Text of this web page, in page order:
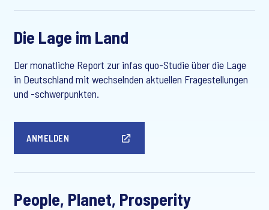
Die Lage im Land
Der monatliche Report zur infas quo-Studie über die Lage
in Deutschland mit wechselnden aktuellen Fragestellungen
und -schwerpunkten.
ANMELDEN
People, Planet, Prosperity